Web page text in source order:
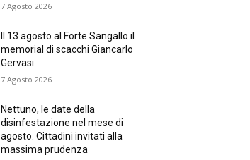
7 Agosto 2026
Il 13 agosto al Forte Sangallo il
memorial di scacchi Giancarlo
Gervasi
7 Agosto 2026
Nettuno, le date della
disinfestazione nel mese di
agosto. Cittadini invitati alla
massima prudenza